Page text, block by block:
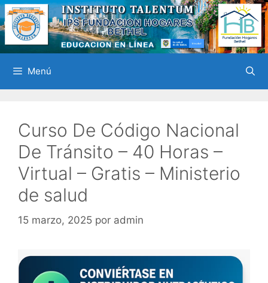
Saltar
al
contenido
Menú
Curso De Código Nacional
De Tránsito – 40 Horas –
Virtual – Gratis – Ministerio
de salud
15 marzo, 2025 por admin